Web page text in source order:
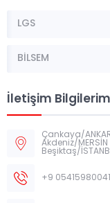
LGS
BİLSEM
İletişim
Çankaya/
Akdeniz/
Beşiktaş/
+9 05415980041